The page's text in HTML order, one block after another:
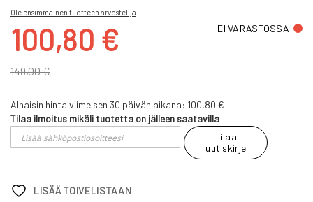
gallery
Ole ensimmäinen tuotteen arvostelija
Tarjoushinta
100,80 €
149,00 €
EI VARASTOSSA
Alhaisin hinta viimeisen 30 päivän aikana: 100,80 €
Tilaa ilmoitus mikäli tuotetta on jälleen saatavilla
Tilaa
uutiskirje
LISÄÄ TOIVELISTAAN